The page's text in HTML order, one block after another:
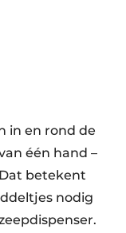
in en rond de
één hand –
betekent
nodig